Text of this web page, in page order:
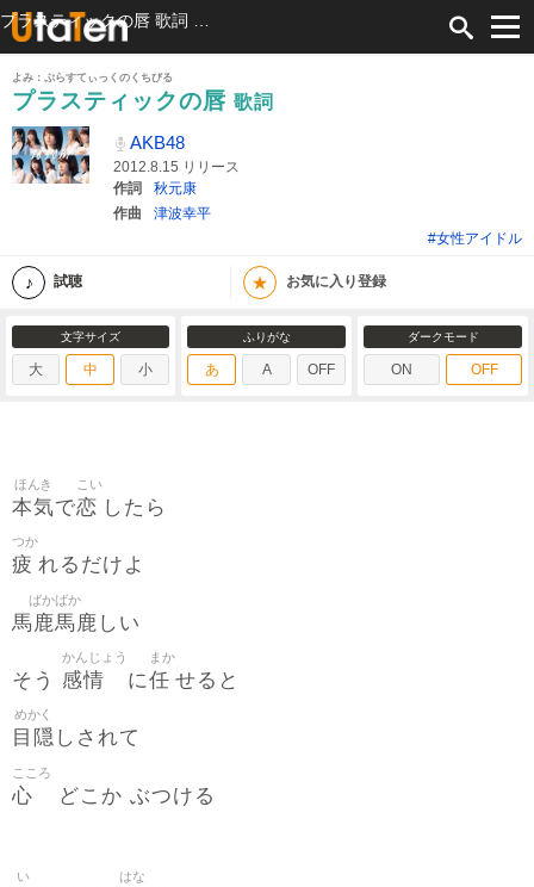
よみ：ぷらすてぃっくのくちびる
プラスティックの唇 歌詞
AKB48
2012.8.15 リリース
作詞
秋元康
作曲
津波幸平
#女性アイドル
試聴 ★ お気に入り登録
文字サイズ
大 中 小
ふりがな
あ A OFF
ダークモード
ON OFF
本気
ほんき
で恋
こい
したら
疲
つか
れるだけよ
馬鹿馬鹿
ばかばか
しい
そう 感情
かんじょう
に任
まか
せると
目隠
めかく
しされて
心
こころ
どこか ぶつける
い はな